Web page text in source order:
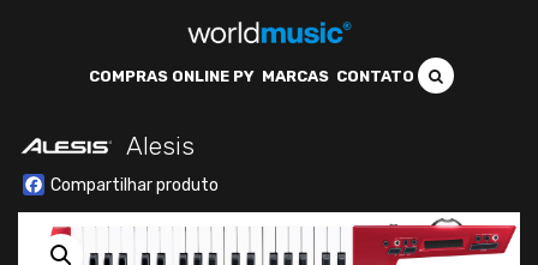
COMPRAS ONLINE PY MARCAS CONTATO
Alesis
Facebook